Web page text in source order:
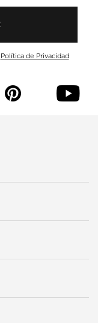
Política de Privacidad
p y